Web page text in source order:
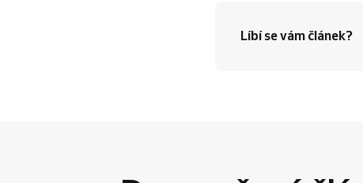
Líbí se vám článek?